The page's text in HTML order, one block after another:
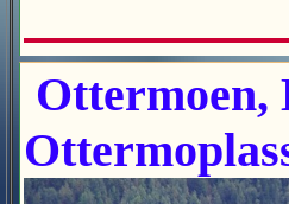
Ottermoen,